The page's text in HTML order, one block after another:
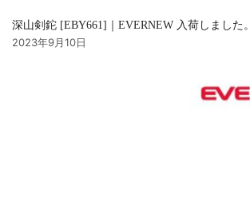
深山剣鉈 [EBY661]｜EVERNEW 入荷しました。
2023年9月10日